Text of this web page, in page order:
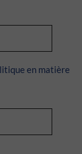
en matière